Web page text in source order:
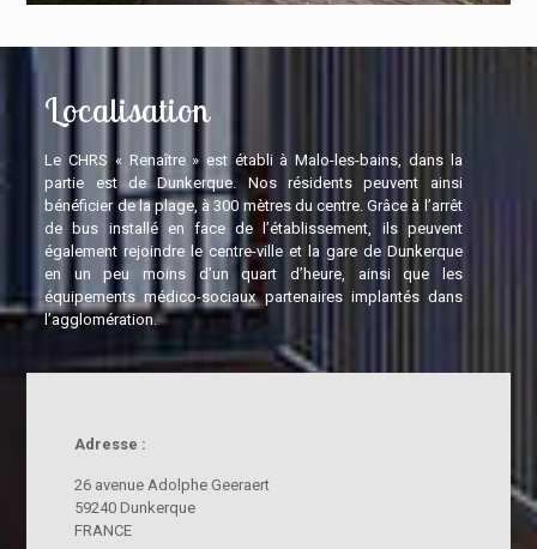
Localisation
Le CHRS « Renaître » est établi à Malo-les-bains, dans la
partie est de Dunkerque. Nos résidents peuvent ainsi
bénéficier de la plage, à 300 mètres du centre. Grâce à l’arrêt
de bus installé en face de l’établissement, ils peuvent
également rejoindre le centre-ville et la gare de Dunkerque
en un peu moins d’un quart d’heure, ainsi que les
équipements médico-sociaux partenaires implantés dans
l’agglomération.
Adresse :
26 avenue Adolphe Geeraert
59240 Dunkerque
FRANCE